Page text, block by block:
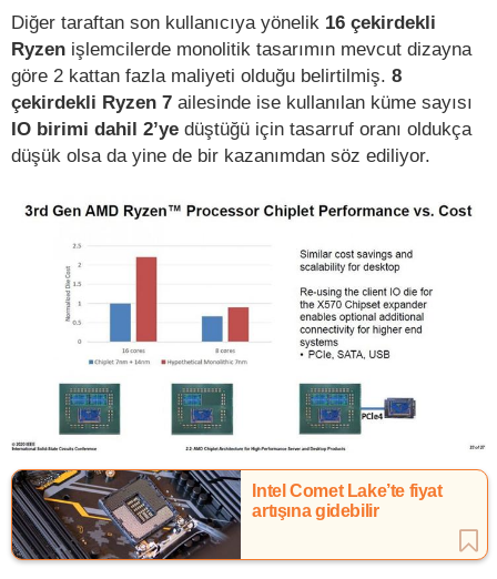
Diğer taraftan son kullanıcıya yönelik 16 çekirdekli
Ryzen işlemcilerde monolitik tasarımın mevcut dizayna
göre 2 kattan fazla maliyeti olduğu belirtilmiş. 8
çekirdekli Ryzen 7 ailesinde ise kullanılan küme sayısı
IO birimi dahil 2’ye düştüğü için tasarruf oranı oldukça
düşük olsa da yine de bir kazanımdan söz ediliyor.
Intel Comet Lake’te fiyat
artışına gidebilir